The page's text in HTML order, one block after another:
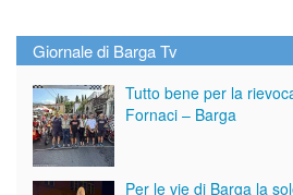
Giornale di Barga Tv
Tutto bene per la
Fornaci – Barga
Per le vie di Barga la